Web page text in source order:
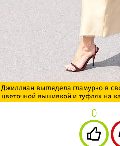
Джиллиан выглядела гламурно в
цветочной вышивкой и туфлях на
0